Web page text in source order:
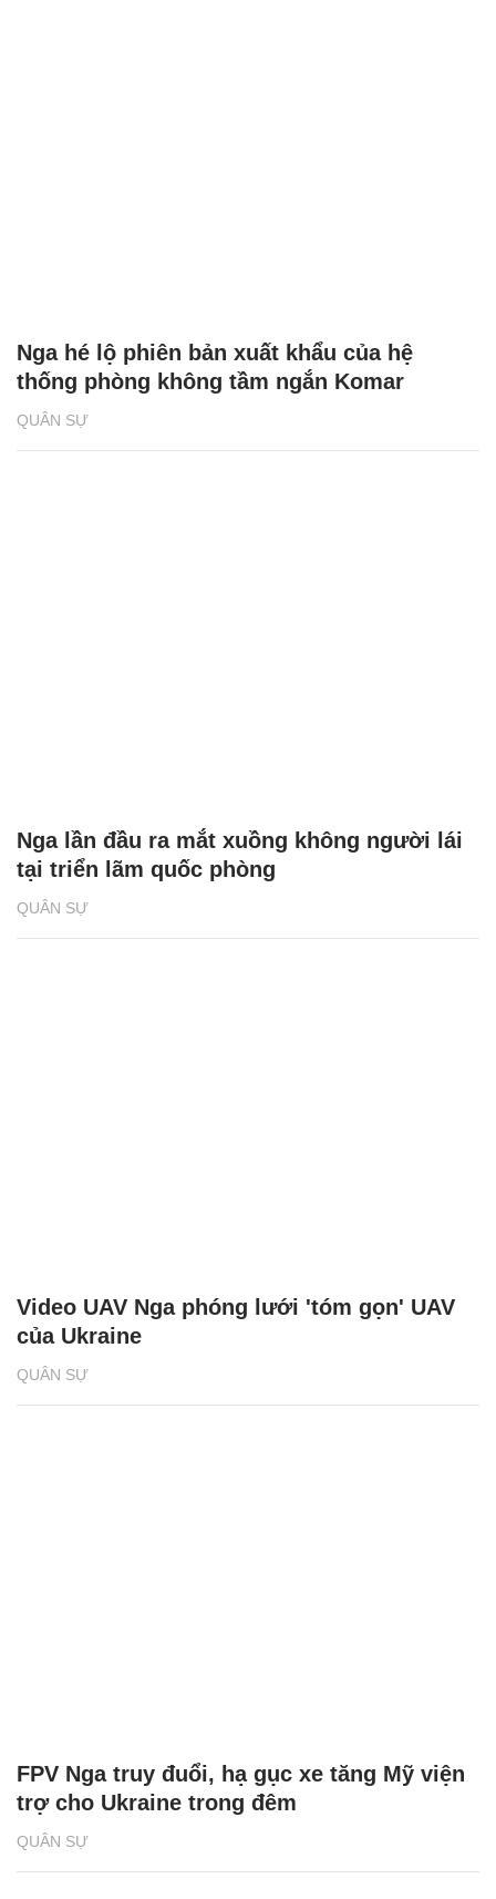
QUÂN SỰ
Nga hé lộ phiên bản xuất khẩu của hệ
thống phòng không tầm ngắn Komar
QUÂN SỰ
Nga lần đầu ra mắt xuồng không người lái
tại triển lãm quốc phòng
QUÂN SỰ
Video UAV Nga phóng lưới 'tóm gọn' UAV
của Ukraine
QUÂN SỰ
FPV Nga truy đuổi, hạ gục xe tăng Mỹ viện
trợ cho Ukraine trong đêm